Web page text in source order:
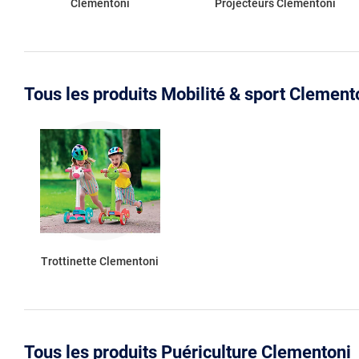
Clementoni Projecteurs Clementoni
Tous les produits Mobilité & sport
Trottinette Clementoni
Tous les produits Puériculture Clementoni